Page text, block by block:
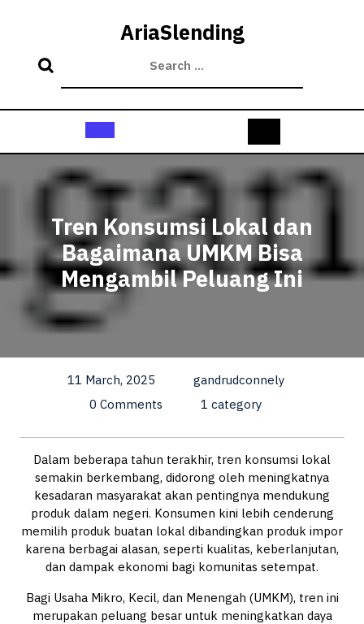
AriaSlending
Open
Button
Tren Konsumsi Lokal dan
Bagaimana UMKM Bisa
Mengambil Peluang Ini
11 March, 2025
gandrudconnely
0 Comments
1 category
Dalam beberapa tahun terakhir, tren konsumsi lokal
semakin berkembang, didorong oleh meningkatnya
kesadaran masyarakat akan pentingnya mendukung
produk dalam negeri. Konsumen kini lebih cenderung
memilih produk buatan lokal dibandingkan produk impor
karena berbagai alasan, seperti kualitas, keberlanjutan,
dan dampak ekonomi bagi komunitas setempat.
Bagi Usaha Mikro, Kecil, dan Menengah (UMKM), tren ini
merupakan peluang besar untuk meningkatkan daya